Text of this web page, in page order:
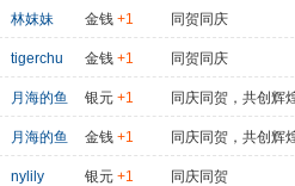
林妺妹 金钱 +1 同贺同庆
tigerchu 金钱 +1 同贺同庆
月海的鱼 银元 +1 同庆同贺，共创辉
月海的鱼 金钱 +1 同庆同贺，共创辉
nylily 银元 +1 同庆同贺